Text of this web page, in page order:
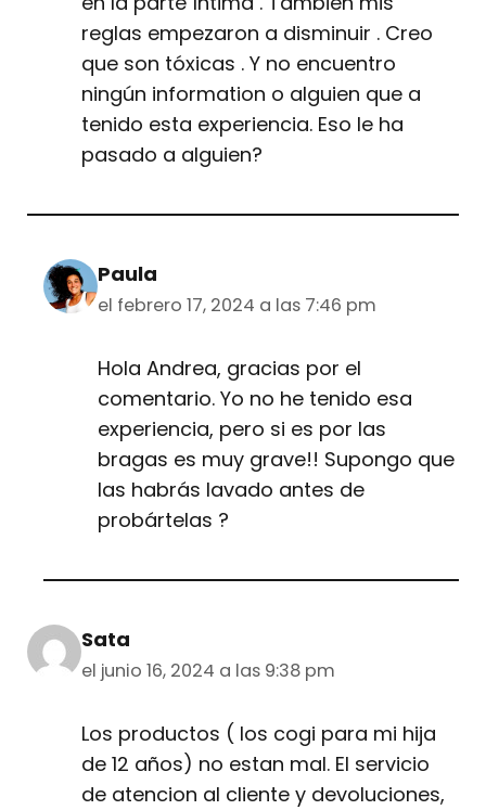
reglas empezaron a disminuir . Creo
que son tóxicas . Y no encuentro
ningún information o alguien que a
tenido esta experiencia. Eso le ha
pasado a alguien?
Paula
el febrero 17, 2024 a las 7:46 pm
Hola Andrea, gracias por el
comentario. Yo no he tenido esa
experiencia, pero si es por las
bragas es muy grave!! Supongo que
las habrás lavado antes de
probártelas ?
Sata
el junio 16, 2024 a las 9:38 pm
Los productos ( los cogi para mi hija
de 12 años) no estan mal. El servicio
de atencion al cliente y devoluciones,